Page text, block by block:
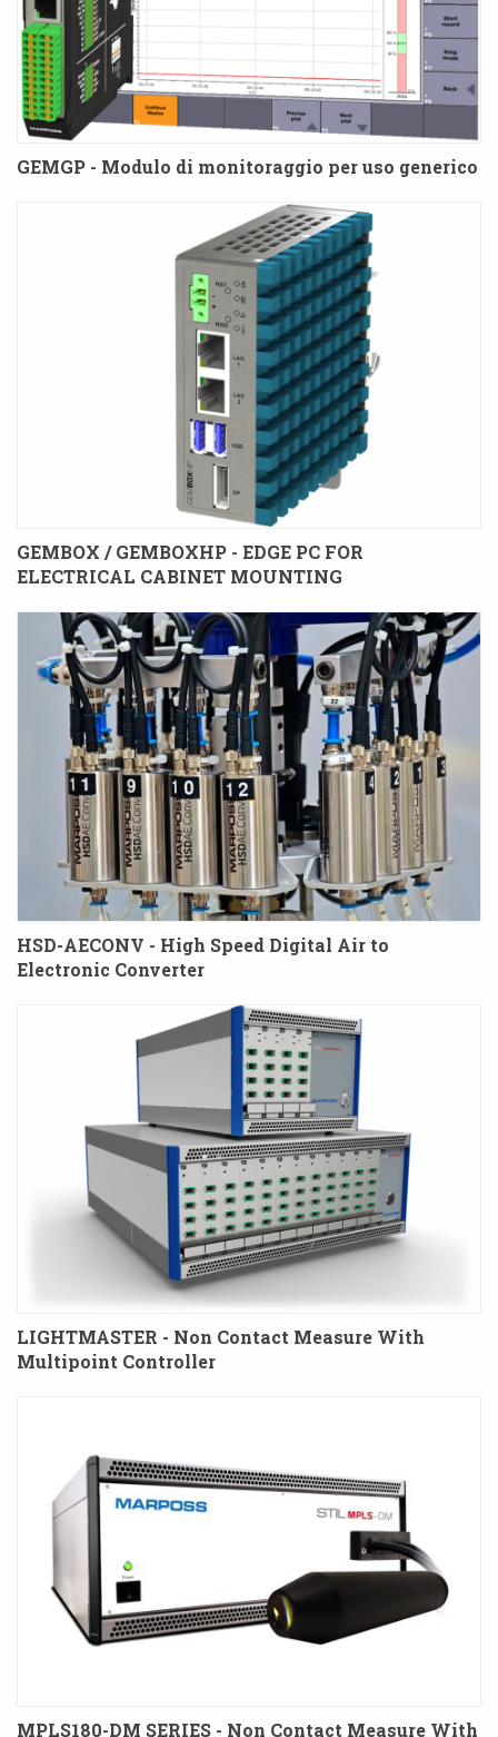
GEMGP - Modulo di monitoraggio per uso generico
GEMBOX / GEMBOXHP - EDGE PC FOR
ELECTRICAL CABINET MOUNTING
HSD-AECONV - High Speed Digital Air to
Electronic Converter
LIGHTMASTER - Non Contact Measure With
Multipoint Controller
MPLS180-DM SERIES - Non Contact Measure With